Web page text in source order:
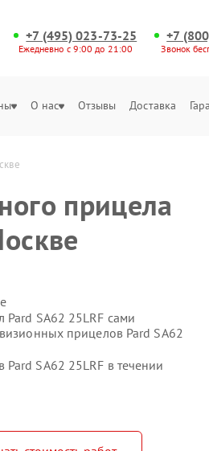
+7 (495) 023-73-25
Ежедневно с 9:00 до 21:00
+7
Звонок
О нас Отзывы Доставка
прицела
SA62 25LRF сами
прицелов Pard SA62
SA62 25LRF в течении